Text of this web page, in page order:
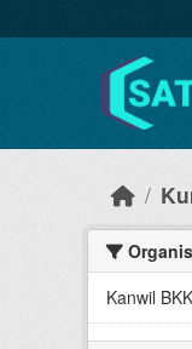
Kanwil